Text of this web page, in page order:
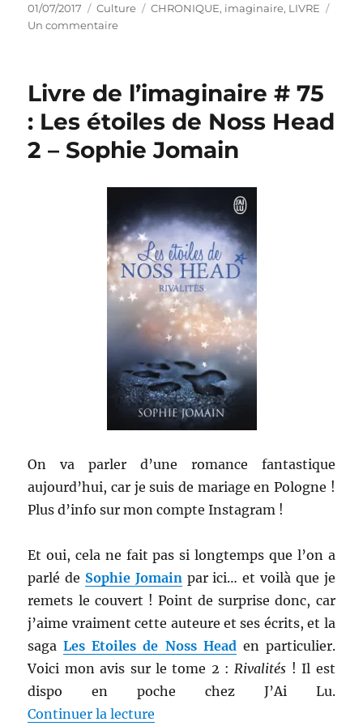
Publié
le
01/07/2017 Catégories
Culture Étiquettes
CHRONIQUE, imaginaire, LIVRE
Un commentairesur
#
76
:
Le
protocole
crème
anglaise
1
–
Gail
Carriger
Livre de l’imaginaire # 75
: Les étoiles de Noss Head
2 – Sophie Jomain
On va parler d’une romance fantastique
aujourd’hui, car je suis de mariage en Pologne !
Plus d’info sur mon compte Instagram !
Et oui, cela ne fait pas si longtemps que l’on a
parlé de Sophie Jomainpar ici… et voilà que je
remets le couvert ! Point de surprise donc, car
j’aime vraiment cette auteure et ses écrits, et la
sagaLes Etoiles de Noss Headen particulier.
Voici mon avis sur le tome 2 :Rivalités ! Il est
dispo en poche chez J’Ai Lu.
Continuer la lecture